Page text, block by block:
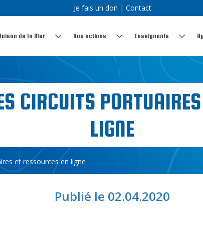
Je fais un don | Contact
de la Mer Nos actions Enseignants
CIRCUITS
LIGNE
et ressources en ligne
Publié le 02.04.2020